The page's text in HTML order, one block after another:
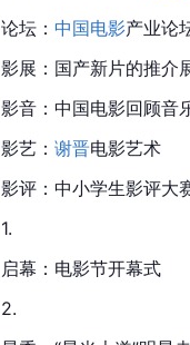
论坛： 中国电影产业论
影展：国产新片的推介
影音：中国电影回顾音
影艺： 谢晋电影艺术
影评：中小学生影评大
1.
启幕：电影节开幕式
2.